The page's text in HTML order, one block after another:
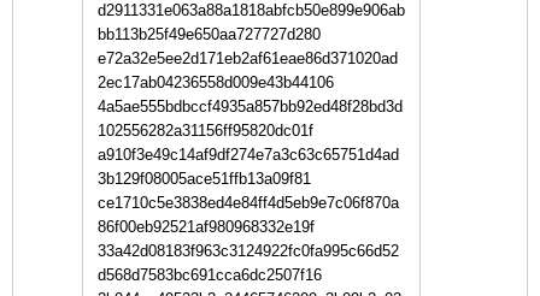
d2911331e063a88a1818abfcb50e899e906ab
bb113b25f49e650aa727727d280
e72a32e5ee2d171eb2af61eae86d371020ad
2ec17ab04236558d009e43b44106
4a5ae555bdbccf4935a857bb92ed48f28bd3d
102556282a31156ff95820dc01f
a910f3e49c14af9df274e7a3c63c65751d4ad
3b129f08005ace51ffb13a09f81
ce1710c5e3838ed4e84ff4d5eb9e7c06f870a
86f00eb92521af980968332e19f
33a42d08183f963c3124922fc0fa995c66d52
d568d7583bc691cca6dc2507f16